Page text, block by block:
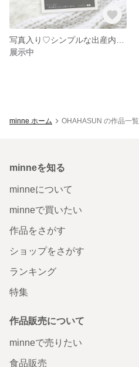
展示中
minne ホーム OHAHASUN の作品一覧
minneを知る
minneについて
minneで買いたい
作品をさがす
ショップをさがす
ランキング
特集
作品販売について
minneで売りたい
食品販売